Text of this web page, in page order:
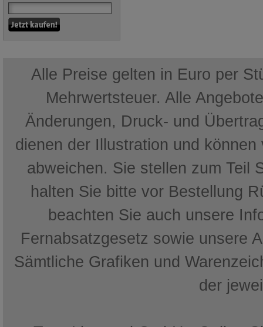
Alle Preise gelten in Euro per
Mehrwertsteuer. Alle
Änderungen, Druck- und
dienen der Illustration und
abweichen. Sie stellen zum Teil
halten Sie bitte vor Bestellung
beachten Sie auch unsere
Fernabsatzgesetz sowie unsere
Sämtliche Grafiken und
der